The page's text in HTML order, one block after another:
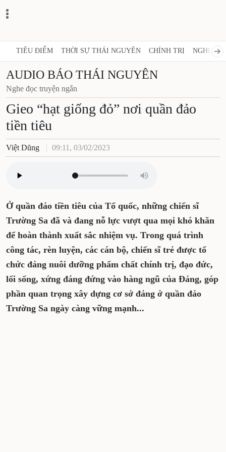
TIÊU ĐIỂM THỜI SỰ THÁI NGUYÊN CHÍNH TRỊ NGHỊ
AUDIO BÁO THÁI NGUYÊN
Nghe đọc truyện ngắn
Gieo “hạt giống đỏ” nơi quần đảo
tiền tiêu
Việt Dũng 09:11, 03/02/2023
Ở quần đảo tiền tiêu của Tổ quốc, những chiến sĩ
Trường Sa đã và đang nỗ lực vượt qua mọi khó khăn
để hoàn thành xuất sắc nhiệm vụ. Trong quá trình
công tác, rèn luyện, các cán bộ, chiến sĩ trẻ được tổ
chức đảng nuôi dưỡng phẩm chất chính trị, đạo đức,
lối sống, xứng đáng đứng vào hàng ngũ của Đảng, góp
phần quan trọng xây dựng cơ sở đảng ở quần đảo
Trường Sa ngày càng vững mạnh...